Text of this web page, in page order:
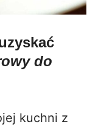
do
kuchni z